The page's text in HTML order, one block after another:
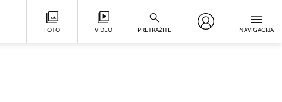
FOTO VIDEO PRETRAŽITE NAVIGACIJA